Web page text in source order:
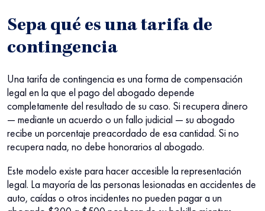
Sepa qué es una tarifa de
contingencia
Una tarifa de contingencia es una forma de compensación
legal en la que el pago del abogado depende
completamente del resultado de su caso. Si recupera dinero
— mediante un acuerdo o un fallo judicial — su abogado
recibe un porcentaje preacordado de esa cantidad. Si no
recupera nada, no debe honorarios al abogado.
Este modelo existe para hacer accesible la representación
legal. La mayoría de las personas lesionadas en accidentes de
auto, caídas o otros incidentes no pueden pagar a un